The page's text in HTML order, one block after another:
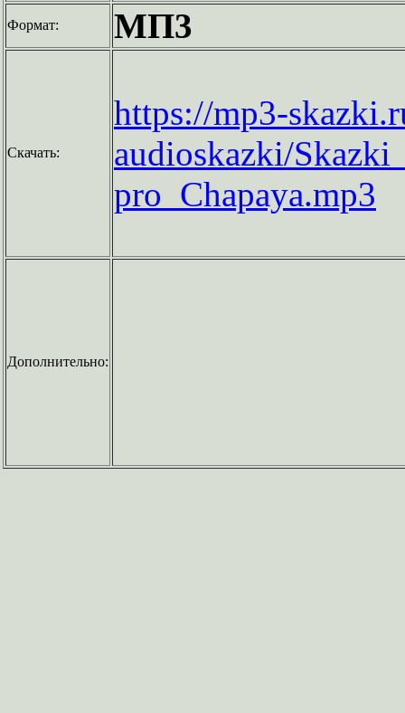
Формат: МП3
Скачать:
https://mp3-
audioskazki/
pro_Chapaya.mp3
Дополнительно: